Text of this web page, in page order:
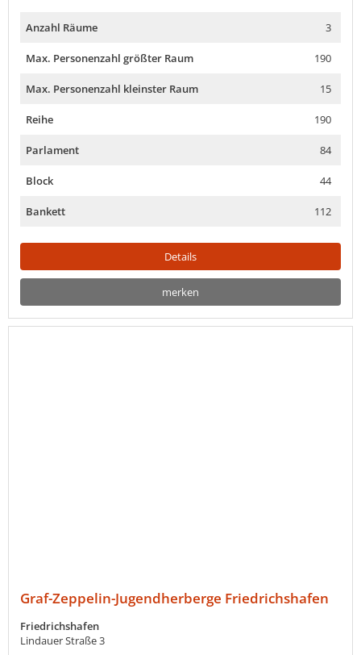
Anzahl Räume 3
Max. Personenzahl größter Raum 190
Max. Personenzahl kleinster Raum 15
Reihe 190
Parlament 84
Block 44
Bankett 112
Details
merken
Graf-Zeppelin-Jugendherberge Friedrichshafen
Friedrichshafen
Lindauer Straße 3